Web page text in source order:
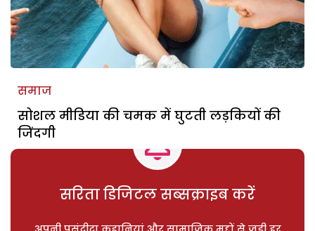
समाज
सोशल मीडिया की चमक में घुटती लड़कियों की
जिंदगी
सरिता डिजिटल सब्सक्राइब करें